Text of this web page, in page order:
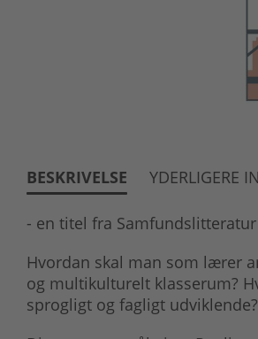
BESKRIVELSE YDERLIGERE
- en titel fra Samfundslitteratur
Hvordan skal man som lærer
og multikulturelt klasserum?
sprogligt og fagligt udviklende?